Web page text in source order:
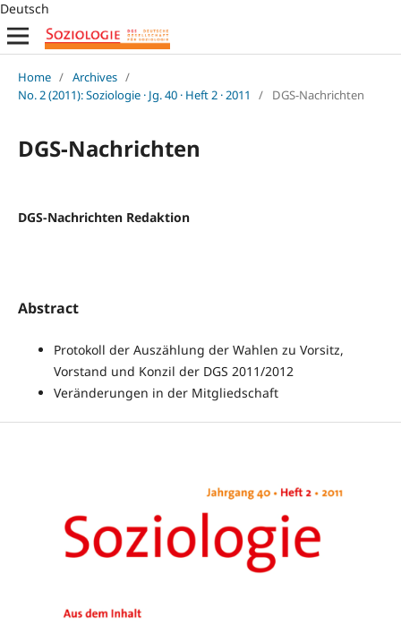
Deutsch
Home / Archives /
No. 2 (2011): Soziologie · Jg. 40 · Heft 2 · 2011
/ DGS-Nachrichten
DGS-Nachrichten
DGS-Nachrichten Redaktion
Abstract
Protokoll der Auszählung der Wahlen zu Vorsitz,
Vorstand und Konzil der DGS 2011/2012
Veränderungen in der Mitgliedschaft